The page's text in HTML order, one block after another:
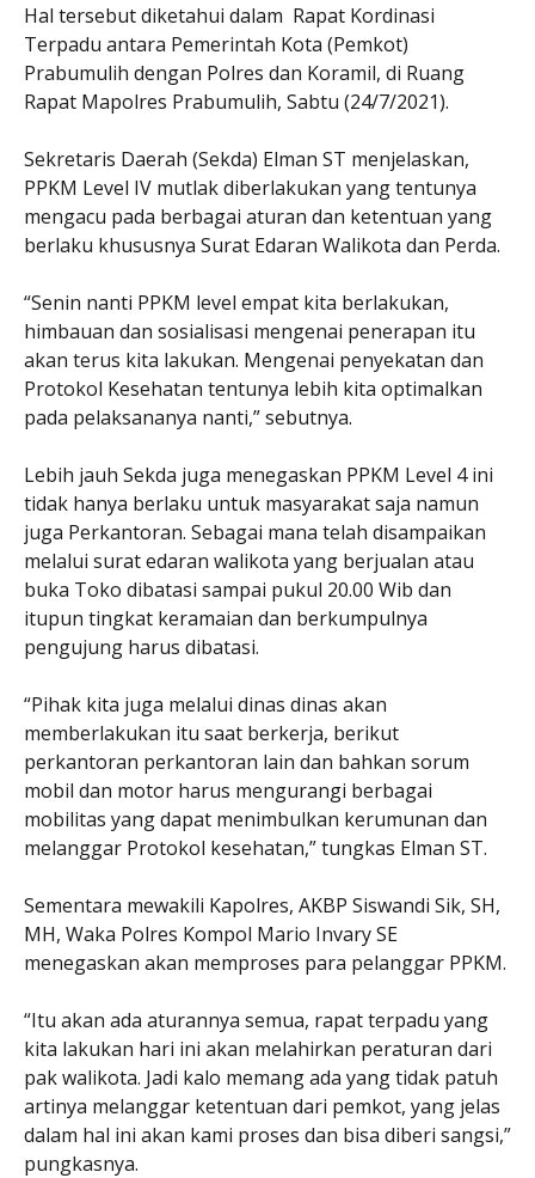
Hal tersebut diketahui dalam Rapat Kordinasi
Terpadu antara Pemerintah Kota (Pemkot)
Prabumulih dengan Polres dan Koramil, di Ruang
Rapat Mapolres Prabumulih, Sabtu (24/7/2021).
Sekretaris Daerah (Sekda) Elman ST menjelaskan,
PPKM Level IV mutlak diberlakukan yang tentunya
mengacu pada berbagai aturan dan ketentuan yang
berlaku khususnya Surat Edaran Walikota dan Perda.
“Senin nanti PPKM level empat kita berlakukan,
himbauan dan sosialisasi mengenai penerapan itu
akan terus kita lakukan. Mengenai penyekatan dan
Protokol Kesehatan tentunya lebih kita optimalkan
pada pelaksananya nanti,” sebutnya.
Lebih jauh Sekda juga menegaskan PPKM Level 4 ini
tidak hanya berlaku untuk masyarakat saja namun
juga Perkantoran. Sebagai mana telah disampaikan
melalui surat edaran walikota yang berjualan atau
buka Toko dibatasi sampai pukul 20.00 Wib dan
itupun tingkat keramaian dan berkumpulnya
pengujung harus dibatasi.
“Pihak kita juga melalui dinas dinas akan
memberlakukan itu saat berkerja, berikut
perkantoran perkantoran lain dan bahkan sorum
mobil dan motor harus mengurangi berbagai
mobilitas yang dapat menimbulkan kerumunan dan
melanggar Protokol kesehatan,” tungkas Elman ST.
Sementara mewakili Kapolres, AKBP Siswandi Sik, SH,
MH, Waka Polres Kompol Mario Invary SE
menegaskan akan memproses para pelanggar PPKM.
“Itu akan ada aturannya semua, rapat terpadu yang
kita lakukan hari ini akan melahirkan peraturan dari
pak walikota. Jadi kalo memang ada yang tidak patuh
artinya melanggar ketentuan dari pemkot, yang jelas
dalam hal ini akan kami proses dan bisa diberi sangsi,”
pungkasnya.